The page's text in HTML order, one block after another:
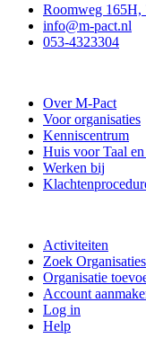
Roomweg 165H,
info@m-pact.nl
053-4323304
Over M-Pact
Voor organisaties
Kenniscentrum
Huis voor Taal
Werken bij
Activiteiten
Zoek Organisaties
Organisatie
Account
Log in
Help